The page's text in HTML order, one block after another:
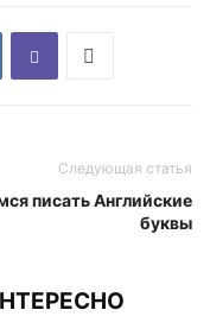
Следующая статья
писать Английские
буквы